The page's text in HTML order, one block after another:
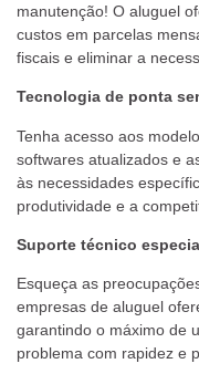
manutenção! O aluguel
custos em parcelas
fiscais e eliminar a
Tecnologia de ponta
Tenha acesso aos
softwares atualizados e
às necessidades
produtividade e a
Suporte técnico
Esqueça as
empresas de aluguel
garantindo o máximo de
problema com rapidez e